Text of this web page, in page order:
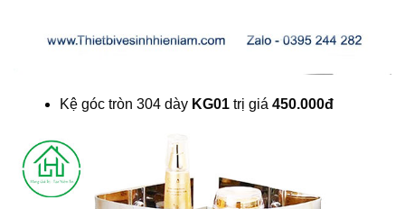
Kệ góc tròn 304 dày KG01trị giá 450.000đ